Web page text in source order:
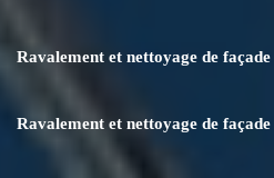
Ravalement et nettoyage de
Ravalement et nettoyage de